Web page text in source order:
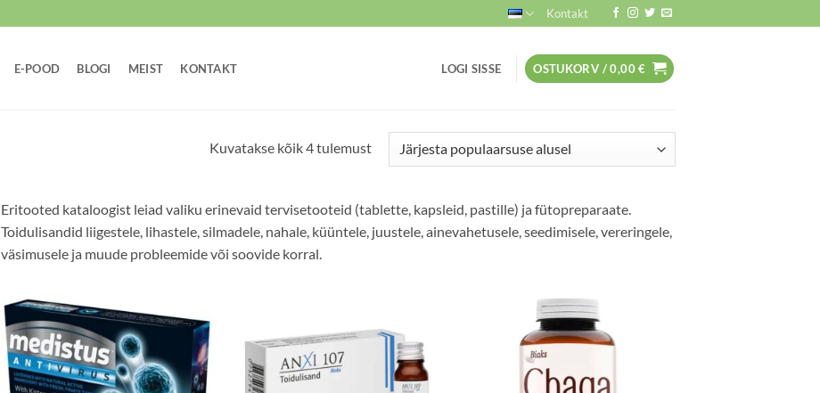
Kontakt
E-POOD BLOGI MEIST KONTAKT LOGI SISSE OSTUKORV /0,00€
Kuvatakse kõik 4 tulemustSorted
Eritooted kataloogist leiad valiku erinevaid tervisetooteid (tablette, kapsleid, pastille) ja fütopreparaate.
Toidulisandid liigestele, lihastele, silmadele, nahale, küüntele, juustele, ainevahetusele, seedimisele, vereringele,
väsimusele ja muude probleemide või soovide korral.